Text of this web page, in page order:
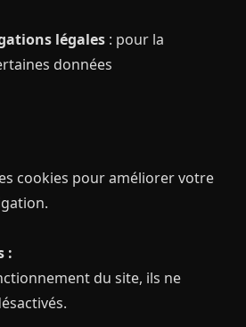
légales : pour la
données
cookies pour améliorer votre
:
du site, ils ne